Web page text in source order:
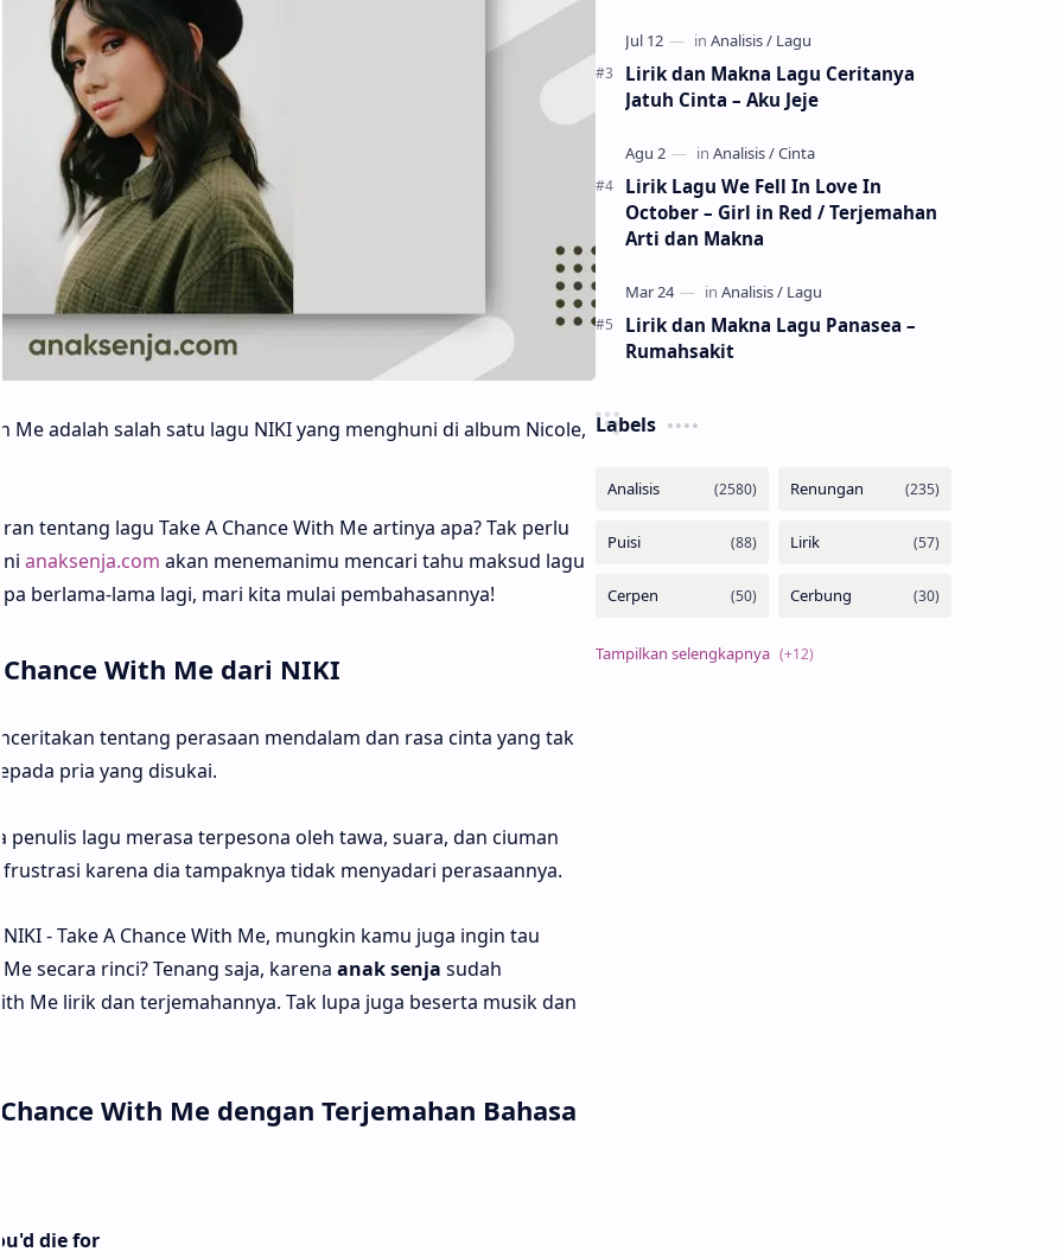
Me adalah salah satu lagu NIKI yang menghuni di album Nicole,
tentang lagu Take A Chance With Me artinya apa? Tak perlu
anaksenja.com akan menemanimu mencari tahu maksud lagu
berlama-lama lagi, mari kita mulai pembahasannya!
Chance With Me dari NIKI
tentang perasaan mendalam dan rasa cinta yang tak
pria yang disukai.
penulis lagu merasa terpesona oleh tawa, suara, dan ciuman
karena dia tampaknya tidak menyadari perasaannya.
- Take A Chance With Me, mungkin kamu juga ingin tau
secara rinci? Tenang saja, karena anak senja sudah
Me lirik dan terjemahannya. Tak lupa juga beserta musik dan
With Me dengan Terjemahan Bahasa
die for
Lirik dan Makna Lagu Ceritanya
Jatuh Cinta – Aku Jeje
Lirik Lagu We Fell In Love In
October – Girl in Red / Terjemahan
Arti dan Makna
Lirik dan Makna Lagu Panasea –
Rumahsakit
Labels